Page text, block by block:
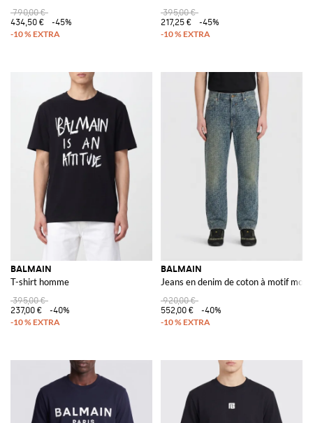
790,00 €
434,50 €
-45%
395,00 €
217,25 €
-45%
BALMAIN
T-shirt homme
395,00 €
237,00 €
-40%
BALMAIN
Jeans en denim de coton à motif
920,00 €
552,00 €
-40%